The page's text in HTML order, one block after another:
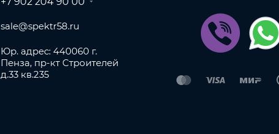
sale@spektr58.ru
Юр. адрес: 440060 г.
Пенза, пр-кт Строителей
д.33 кв.235